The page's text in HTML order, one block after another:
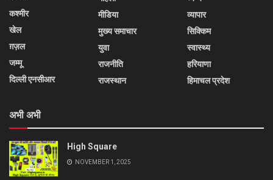
कश्मीर
खेल
ग़ज़ल
जम्मू
दिल्ली एनसीआर
मीडिया
मुख्य समाचार
युवा
राजनीति
राजस्थान
व्यापार
सिक्किम
स्वास्थ्य
हरियाणा
हिमाचल प्रदेश
अभी अभी
High Square
NOVEMBER 1, 2025